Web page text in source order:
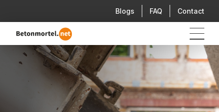
Blogs FAQ Contact